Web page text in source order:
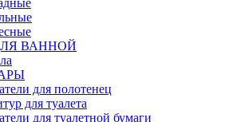
ВАННОЙ
для полотенец
для туалета
для туалетной бумаги